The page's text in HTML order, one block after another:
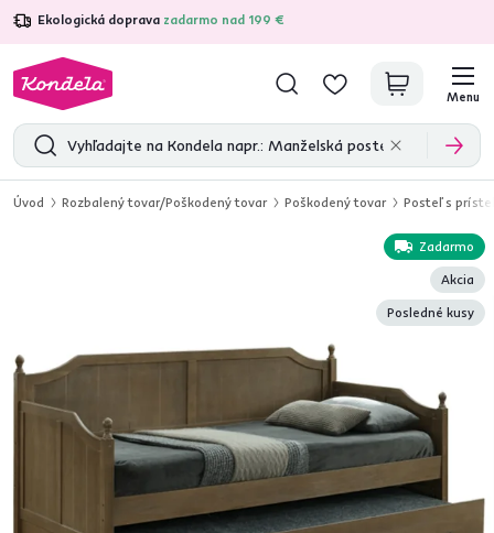
Ekologická doprava zadarmo nad 199 €
4,7 31 333overených produktových recenzií
Menu
Úvod Rozbalený tovar/Poškodený tovar Poškodený tovar Posteľ s
Zadarmo
Akcia
Posledné kusy